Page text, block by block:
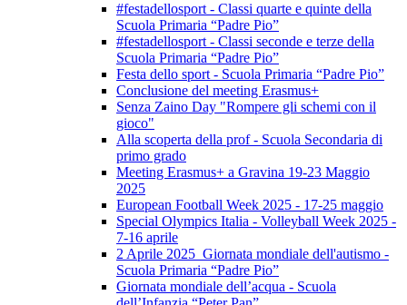
#festadellosport - Classi quarte e quinte della
Scuola Primaria “Padre Pio”
#festadellosport - Classi seconde e terze della
Scuola Primaria “Padre Pio”
Festa dello sport - Scuola Primaria “Padre Pio”
Conclusione del meeting Erasmus+
Senza Zaino Day "Rompere gli schemi con il
gioco"
Alla scoperta della prof - Scuola Secondaria di
primo grado
Meeting Erasmus+ a Gravina 19-23 Maggio
2025
European Football Week 2025 - 17-25 maggio
Special Olympics Italia - Volleyball Week 2025 -
7-16 aprile
2 Aprile 2025 Giornata mondiale dell'autismo -
Scuola Primaria “Padre Pio”
Giornata mondiale dell’acqua - Scuola